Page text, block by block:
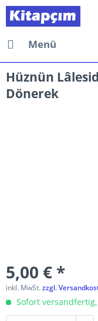
Menü
Hüznün
Dönerek
5,00 € *
inkl. MwSt.zzgl.
Sofort